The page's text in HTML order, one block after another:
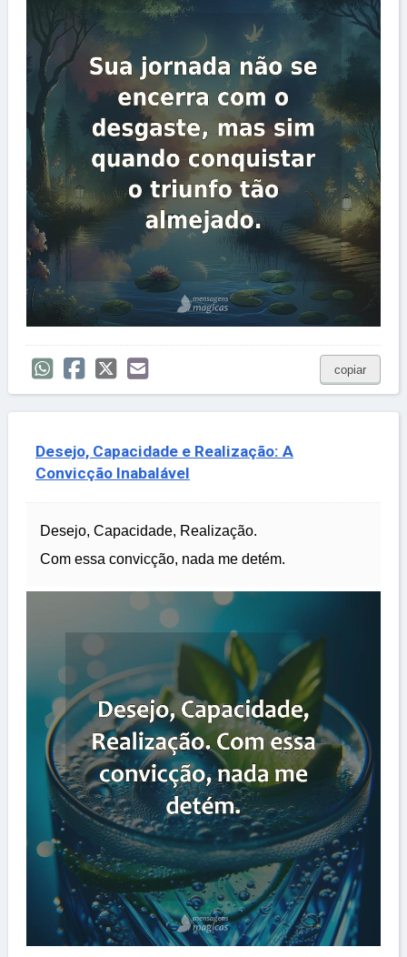
copiar
Desejo, Capacidade e Realização: A
Convicção Inabalável
Desejo, Capacidade, Realização.
Com essa convicção, nada me detém.